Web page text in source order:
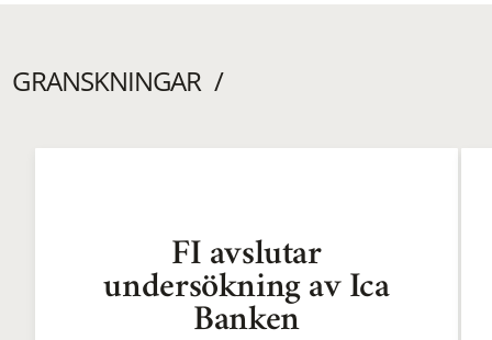
GRANSKNINGAR
FI avslutar
undersökning av Ica
Banken